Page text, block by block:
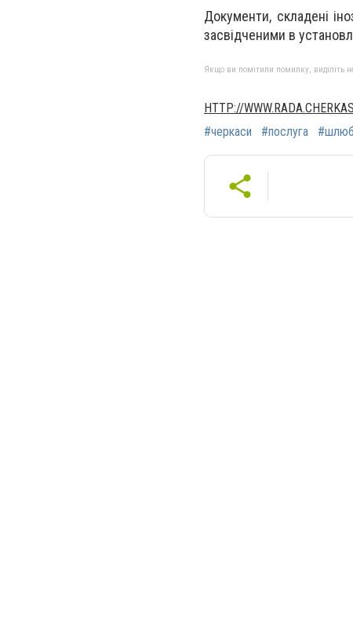
Документи, складені
засвідченими в
Якщо ви помітили помилку, виділіть
HTTP://
#черкаси
#послуга #шлюб